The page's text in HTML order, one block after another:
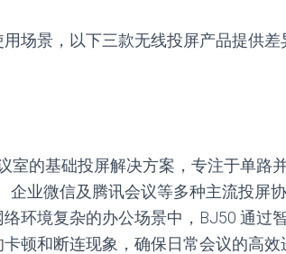
场景，以下三款无线投屏产品提供
室的基础投屏解决方案，专注于单路
企业微信及腾讯会议等多种主流投屏
环境复杂的办公场景中，BJ50 通过
顿和断连现象，确保日常会议的高